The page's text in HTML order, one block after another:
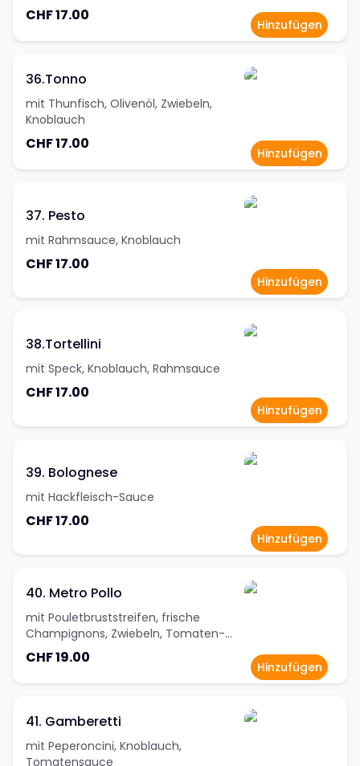
CHF 17.00
Hinzufügen
36.Tonno
mit Thunfisch, Olivenöl, Zwiebeln,
Knoblauch
CHF 17.00
Hinzufügen
37. Pesto
mit Rahmsauce, Knoblauch
CHF 17.00
Hinzufügen
38.Tortellini
mit Speck, Knoblauch, Rahmsauce
CHF 17.00
Hinzufügen
39. Bolognese
mit Hackfleisch-Sauce
CHF 17.00
Hinzufügen
40. Metro Pollo
mit Pouletbruststreifen, frische
Champignons, Zwiebeln, Tomaten-
Rahmsauce
CHF 19.00
Hinzufügen
41. Gamberetti
mit Peperoncini, Knoblauch,
Tomatensauce